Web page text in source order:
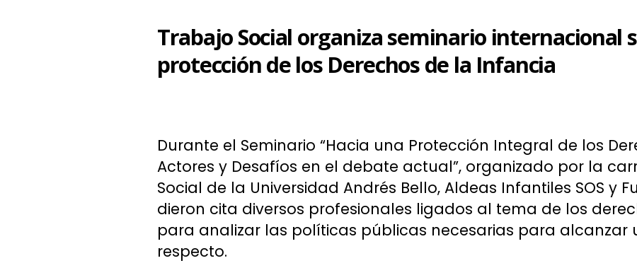
Trabajo Social organiza seminario internacional
protección de los Derechos de la Infancia
Durante el Seminario “Hacia una Protección Integral de los
Actores y Desafíos en el debate actual”, organizado por la
Social de la Universidad Andrés Bello, Aldeas Infantiles SOS y
dieron cita diversos profesionales ligados al tema de los
para analizar las políticas públicas necesarias para alcanzar
respecto.